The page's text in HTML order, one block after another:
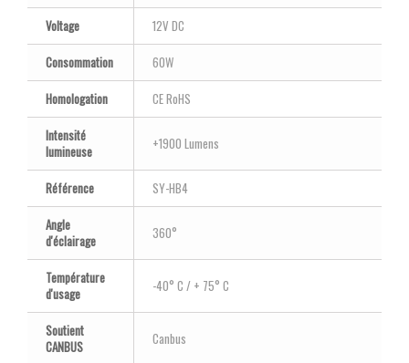
Voltage
12V DC
Consommation
60W
Homologation
CE RoHS
Intensité
lumineuse
+1900 Lumens
Référence
SY-HB4
Angle
d'éclairage
360°
Température
d'usage
-40° C / + 75° C
Soutient
CANBUS
Canbus